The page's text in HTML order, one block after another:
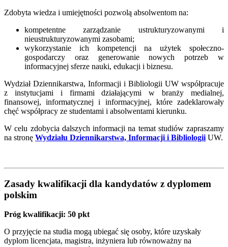
Zdobyta wiedza i umiejętności pozwolą absolwentom na:
kompetentne zarządzanie ustrukturyzowanymi i
nieustrukturyzowanymi zasobami;
wykorzystanie ich kompetencji na użytek społeczno-
gospodarczy oraz generowanie nowych potrzeb w
informacyjnej sferze nauki, edukacji i biznesu.
Wydział Dziennikarstwa, Informacji i Bibliologii UW współpracuje
z instytucjami i firmami działającymi w branży medialnej,
finansowej, informatycznej i informacyjnej, które zadeklarowały
chęć współpracy ze studentami i absolwentami kierunku.
W celu zdobycia dalszych informacji na temat studiów zapraszamy
na stronę Wydziału Dziennikarstwa, Informacji i Bibliologii UW.
Zasady kwalifikacji dla kandydatów z dyplomem
polskim
Próg kwalifikacji: 50 pkt
O przyjęcie na studia mogą ubiegać się osoby, które uzyskały
dyplom licencjata, magistra, inżyniera lub równoważny na